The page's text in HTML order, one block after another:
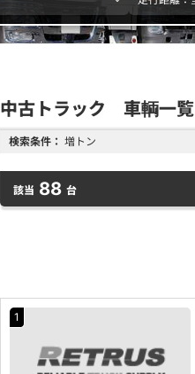
中古トラック 車輌一覧
検索条件： 増トン
該当 88 台
1